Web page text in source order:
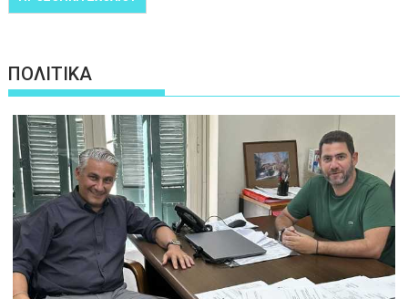
ΠΟΛΙΤΙΚΑ